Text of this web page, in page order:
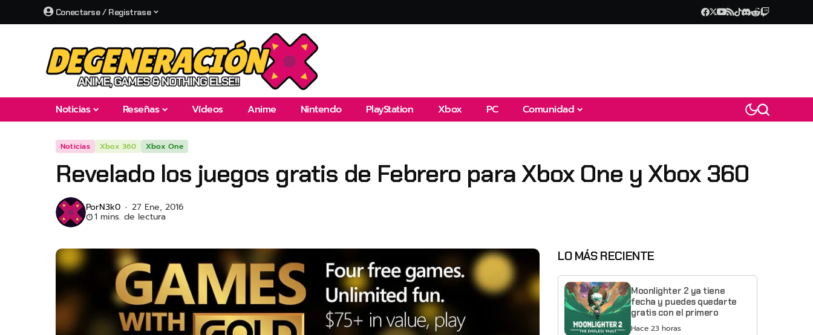
Conectarse / Registrase
Noticias Reseñas Vídeos Anime Nintendo PlayStation Xbox PC Comunidad
Noticias Xbox 360 Xbox One
Revelado los juegos gratis de Febrero para Xbox One y Xbox 360
PorN3k0 27 Ene, 2016
1 mins. de lectura
LO MÁS RECIENTE
Moonlighter 2 ya tiene
fecha y puedes quedarte
gratis con el primero
Hace 23 horas